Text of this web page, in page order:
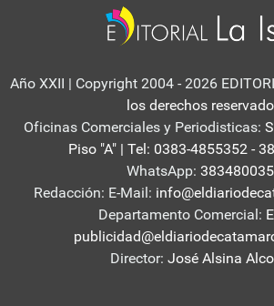
Año XXII | Copyright 2004 - 2026
los derechos
Oficinas Comerciales y Periodisticas:
Piso "A" | Tel: 0383-4855352 -
WhatsApp:
Redacción: E-Mail:
Departamento Comercial:
Director: José Alsina